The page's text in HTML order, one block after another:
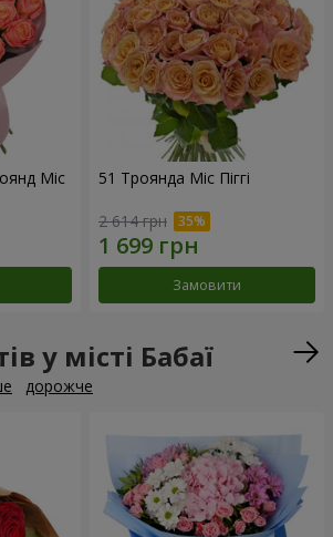
Міс 51 Троянда Міс Піггі
2 614 грн
Замовити
у місті Бабаї
дорожче